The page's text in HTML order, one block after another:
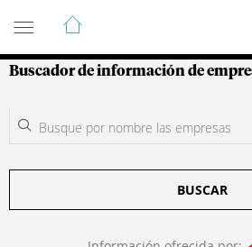
Guía de Empresas
Buscador de información de
BUSCAR